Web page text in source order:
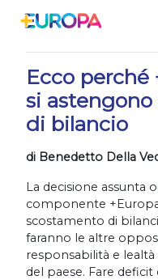
26/11/2020
Ecco perché
si
di bilancio
di Benedetto Della
La decisione assunta
componente
scostamento di
faranno le altre
responsabilità e
del paese. Fare